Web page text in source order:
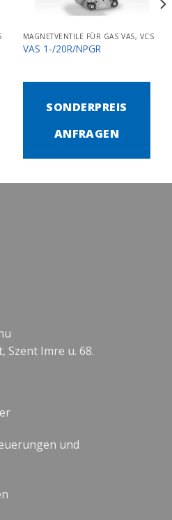
MAGNETVENTILE FÜR GAS VAS, VCS
VAS 1-/20R/NPGR
SONDERPREIS
ANFRAGEN
Szent Imre u. 68.
und